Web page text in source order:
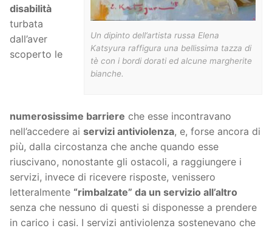
Un dipinto dell’artista russa Elena
Katsyura raffigura una bellissima tazza di
tè con i bordi dorati ed alcune margherite
bianche.
disabilità
turbata
dall’aver
scoperto le
numerosissime barriere che esse incontravano
nell’accedere ai servizi antiviolenza, e, forse ancora di
più, dalla circostanza che anche quando esse
riuscivano, nonostante gli ostacoli, a raggiungere i
servizi, invece di ricevere risposte, venissero
letteralmente “rimbalzate” da un servizio all’altro
senza che nessuno di questi si disponesse a prendere
in carico i casi. I servizi antiviolenza sostenevano che